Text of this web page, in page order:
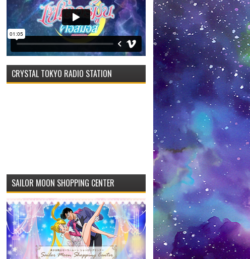
CRYSTAL TOKYO RADIO STATION
SAILOR MOON SHOPPING CENTER